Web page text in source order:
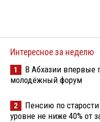
Интересное за неделю
1
В Абхазии впервые
молодёжный форум
2
Пенсию по
уровне не ниже 40% от